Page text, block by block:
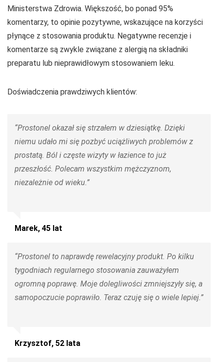
Ministerstwa Zdrowia. Większość, bo ponad 95%
komentarzy, to opinie pozytywne, wskazujące na korzyści
płynące z stosowania produktu. Negatywne recenzje i
komentarze są zwykle związane z alergią na składniki
preparatu lub nieprawidłowym stosowaniem leku.
Doświadczenia prawdziwych klientów:
“Prostonel okazał się strzałem w dziesiątkę. Dzięki
niemu udało mi się pozbyć uciążliwych problemów z
prostatą. Ból i częste wizyty w łazience to już
przeszłość. Polecam wszystkim mężczyznom,
niezależnie od wieku.”
Marek, 45 lat
“Prostonel to naprawdę rewelacyjny produkt. Po kilku
tygodniach regularnego stosowania zauważyłem
ogromną poprawę. Moje dolegliwości zmniejszyły się, a
samopoczucie poprawiło. Teraz czuję się o wiele lepiej.”
Krzysztof, 52 lata